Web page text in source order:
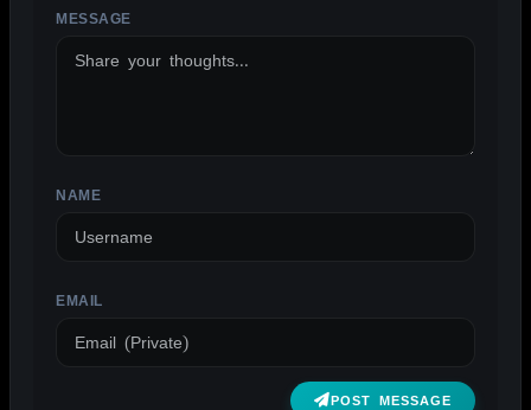
MESSAGE
NAME
EMAIL
POST MESSAGE
ALTERNATIVE: